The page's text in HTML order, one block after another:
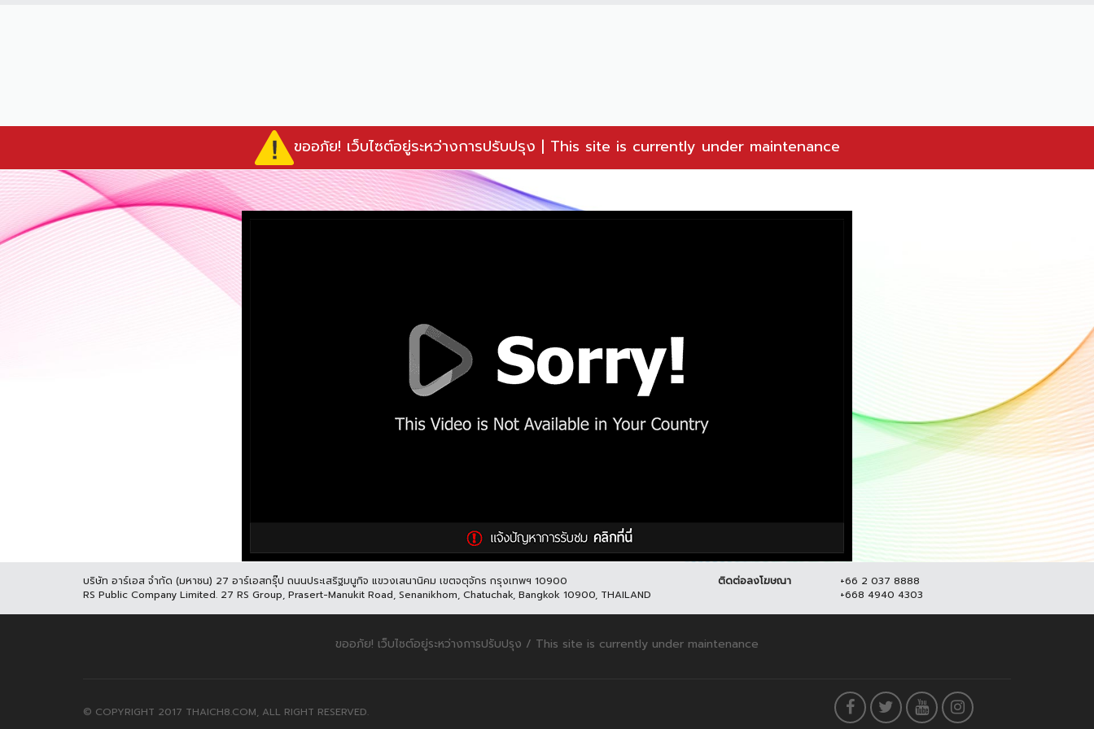
ขออภัย! เว็บไซต์อยู่ระหว่างการปรับปรุง | This site is currently under maintenance
บริษัท อาร์เอส จำกัด (มหาชน) 27 อาร์เอสกรุ๊ป ถนนประเสริฐมนูกิจ แขวงเสนานิคม เขตจตุจักร กรุงเทพฯ 10900
RS Public Company Limited. 27 RS Group, Prasert-Manukit Road, Senanikhom, Chatuchak, Bangkok 10900, THAILAND
ติดต่อลงโฆษณา
+66 2 037 8888
+668 4940 4303
ขออภัย! เว็บไซต์อยู่ระหว่างการปรับปรุง / This site is currently under maintenance
© COPYRIGHT 2017 THAICH8.COM, ALL RIGHT RESERVED.